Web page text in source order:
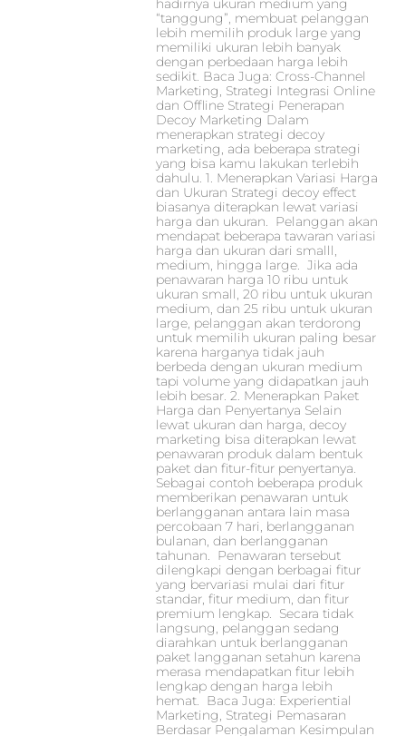
hadirnya ukuran medium yang
“tanggung”, membuat pelanggan
lebih memilih produk large yang
memiliki ukuran lebih banyak
dengan perbedaan harga lebih
sedikit. Baca Juga: Cross-Channel
Marketing, Strategi Integrasi Online
dan Offline Strategi Penerapan
Decoy Marketing Dalam
menerapkan strategi decoy
marketing, ada beberapa strategi
yang bisa kamu lakukan terlebih
dahulu. 1. Menerapkan Variasi Harga
dan Ukuran Strategi decoy effect
biasanya diterapkan lewat variasi
harga dan ukuran. Pelanggan akan
mendapat beberapa tawaran variasi
harga dan ukuran dari smalll,
medium, hingga large. Jika ada
penawaran harga 10 ribu untuk
ukuran small, 20 ribu untuk ukuran
medium, dan 25 ribu untuk ukuran
large, pelanggan akan terdorong
untuk memilih ukuran paling besar
karena harganya tidak jauh
berbeda dengan ukuran medium
tapi volume yang didapatkan jauh
lebih besar. 2. Menerapkan Paket
Harga dan Penyertanya Selain
lewat ukuran dan harga, decoy
marketing bisa diterapkan lewat
penawaran produk dalam bentuk
paket dan fitur-fitur penyertanya.
Sebagai contoh beberapa produk
memberikan penawaran untuk
berlangganan antara lain masa
percobaan 7 hari, berlangganan
bulanan, dan berlangganan
tahunan. Penawaran tersebut
dilengkapi dengan berbagai fitur
yang bervariasi mulai dari fitur
standar, fitur medium, dan fitur
premium lengkap. Secara tidak
langsung, pelanggan sedang
diarahkan untuk berlangganan
paket langganan setahun karena
merasa mendapatkan fitur lebih
lengkap dengan harga lebih
hemat. Baca Juga: Experiential
Marketing, Strategi Pemasaran
Berdasar Pengalaman Kesimpulan